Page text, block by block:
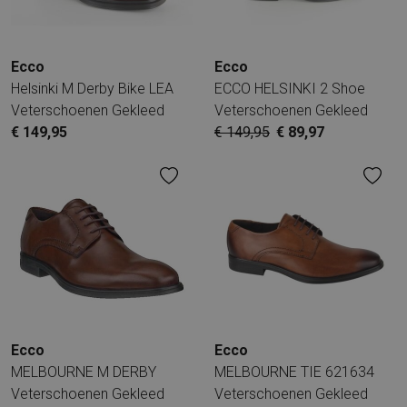
Ecco
Helsinki M Derby Bike LEA
Veterschoenen Gekleed
€ 149,95
Ecco
ECCO HELSINKI 2 Shoe
Veterschoenen Gekleed
€ 149,95 € 89,97
Ecco
MELBOURNE M DERBY
Veterschoenen Gekleed
Ecco
MELBOURNE TIE 621634
Veterschoenen Gekleed